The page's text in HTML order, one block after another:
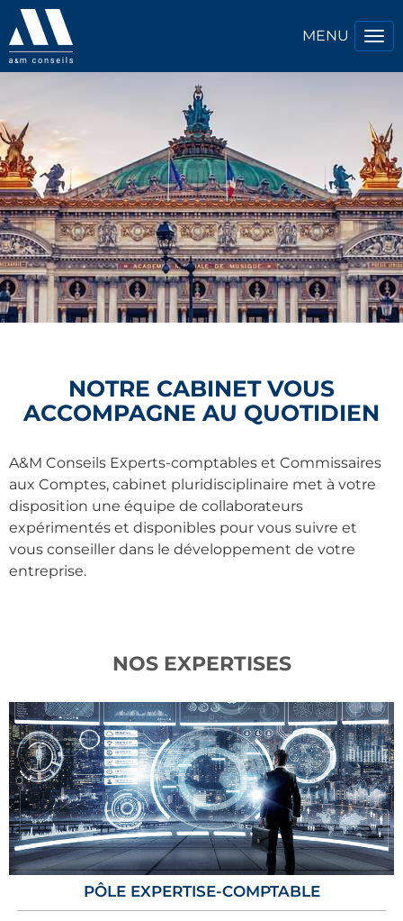
NOTRE CABINET VOUS
ACCOMPAGNE AU QUOTIDIEN
A&M Conseils Experts-comptables et Commissaires
aux Comptes, cabinet pluridisciplinaire met à votre
disposition une équipe de collaborateurs
expérimentés et disponibles pour vous suivre et
vous conseiller dans le développement de votre
entreprise.
NOS EXPERTISES
PÔLE EXPERTISE-COMPTABLE